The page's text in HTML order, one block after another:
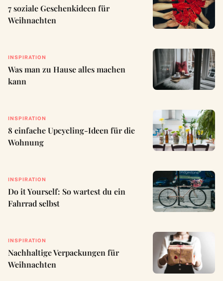
7 soziale Geschenkideen für
Weihnachten
INSPIRATION
Was man zu Hause alles machen
kann
INSPIRATION
8 einfache Upcycling-Ideen für die
Wohnung
INSPIRATION
Do it Yourself: So wartest du ein
Fahrrad selbst
INSPIRATION
Nachhaltige Verpackungen für
Weihnachten